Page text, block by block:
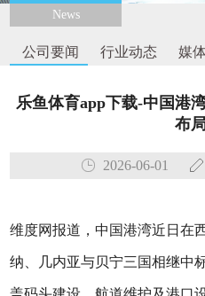
News
公司要闻 行业动态 媒
乐鱼体育app下载-中国港
布
2026-06-01
维度网报道，中国港湾近日在
纳、几内亚与贝宁三国相继中